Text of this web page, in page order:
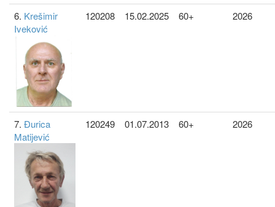
6. Krešimir
Iveković
120208 15.02.2025 60+ 2026
7. Đurica
Matijević
120249 01.07.2013 60+ 2026